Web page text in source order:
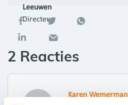
Leeuwen
Directeur
2 Reacties
Karen Wemerman